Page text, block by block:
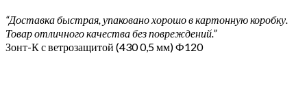
“Доставка быстрая, упаковано хорошо в картонную коробку.
Товар отличного качества без повреждений.”
Зонт-К с ветрозащитой (430 0,5 мм) Ф120